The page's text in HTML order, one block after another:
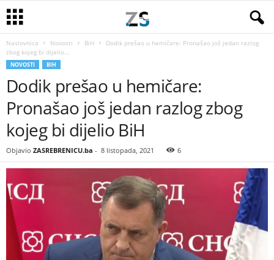
Naslovnica Novosti BiH
Dodik prešao u hemičare: Pronašao još jedan razlog
zbog kojeg bi dijelio...
NOVOSTI BIH
Dodik prešao u hemičare:
Pronašao još jedan razlog zbog
kojeg bi dijelio BiH
Objavio ZASREBRENICU.ba - 8 listopada, 2021 6